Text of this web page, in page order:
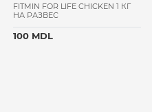
FITMIN FOR LIFE CHICKEN 1 КГ
НА РАЗВЕС
100 MDL